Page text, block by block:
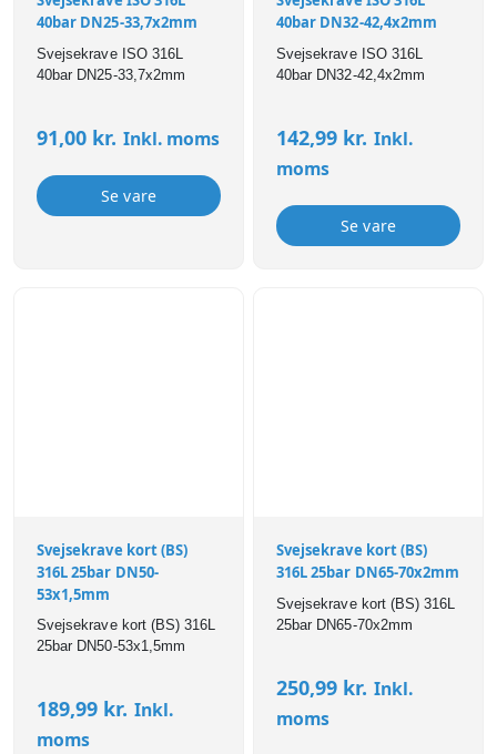
40bar DN25-33,7x2mm
Svejsekrave ISO 316L
40bar DN25-33,7x2mm
91,00 kr. Inkl. moms
Se vare
40bar DN32-42,4x2mm
Svejsekrave ISO 316L
40bar DN32-42,4x2mm
142,99 kr. Inkl.
moms
Se vare
Svejsekrave kort (BS)
316L 25bar DN50-
53x1,5mm
Svejsekrave kort (BS) 316L
25bar DN50-53x1,5mm
189,99 kr. Inkl.
moms
Svejsekrave kort (BS)
316L 25bar DN65-70x2mm
Svejsekrave kort (BS) 316L
25bar DN65-70x2mm
250,99 kr. Inkl.
moms